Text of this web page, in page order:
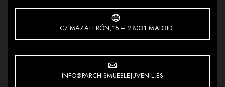
C/ MAZATERÓN,15 – 28031 MADRID
INFO@PARCHISMUEBLEJUVENIL.ES